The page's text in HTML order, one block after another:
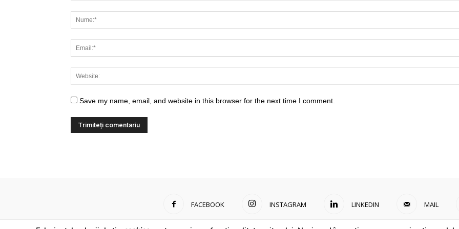
Save my name, email, and website in this browser for the next time I comment.
FACEBOOK INSTAGRAM LINKEDIN MAIL